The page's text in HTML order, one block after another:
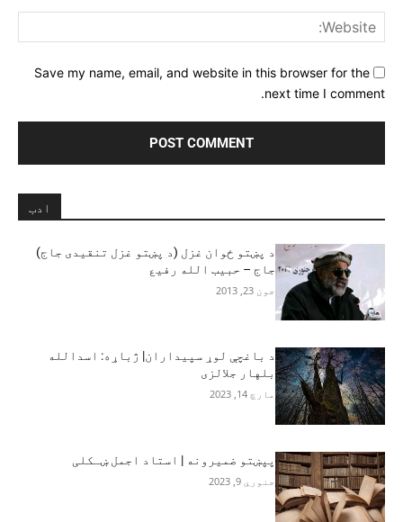
Save my name, email, and website in this browser for the
next time I comment.
ادب
د پښتو ځوان غزل (د پښتو غزل تنقيدی جاج)
جاج – حبیب الله رفیع
جون 23, 2013
د باغچې لوړ سپیداران| ژباړه: اسدالله
بلهار جلالزی
مارچ 14, 2023
پپښتو ضمیرونه | استاد اجمل ښـکلی
جنوري 9, 2023